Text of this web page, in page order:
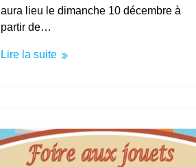
aura lieu le dimanche 10 décembre à
partir de…
Lire la suite